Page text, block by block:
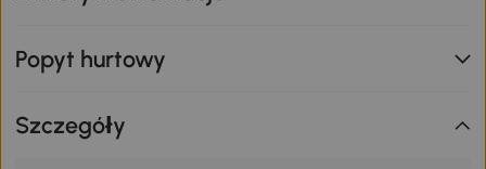
Popyt hurtowy
Szczegóły